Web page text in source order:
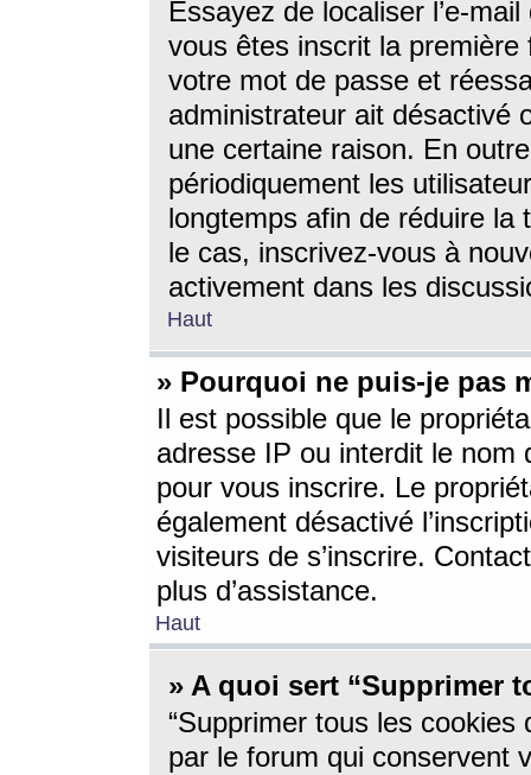
Essayez de localiser l’e-
vous êtes inscrit la première
votre mot de passe et
administrateur ait désactivé
une certaine raison. En
périodiquement les
longtemps afin de réduire la
le cas, inscrivez-vous à
activement dans les
Haut
» Pourquoi ne puis-je pas
Il est possible que le
adresse IP ou interdit le nom
pour vous inscrire. Le
également désactivé
visiteurs de s’inscrire.
plus d’assistance.
Haut
» A quoi sert “Supprimer
“Supprimer tous les cookies
par le forum qui conservent